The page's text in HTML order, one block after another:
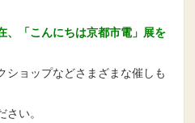
、「こんにちは京都市電」展を
ショップなどさまざまな催しも
さい。